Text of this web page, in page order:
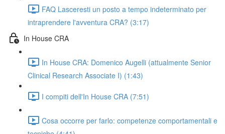
FAQ Lasceresti un posto a tempo indeterminato per
intraprendere l'avventura CRA? (3:17)
In House CRA
In House CRA: Domenico Augelli (attualmente Senior
Clinical Research Associate I) (1:43)
I compiti dell'In House CRA (7:51)
Cosa occorre per farlo: competenze comportamentali e